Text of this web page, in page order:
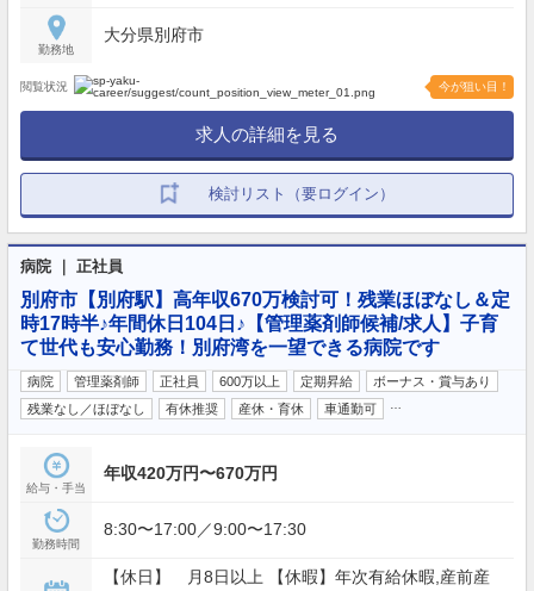
勤務地
大分県別府市
閲覧状況 今が狙い目！
求人の詳細を見る
検討リスト（要ログイン）
病院 ｜ 正社員
別府市【別府駅】高年収670万検討可！残業ほぼなし＆定
時17時半♪年間休日104日♪【管理薬剤師候補/求人】子育
て世代も安心勤務！別府湾を一望できる病院です
病院 管理薬剤師 正社員 600万以上 定期昇給
ボーナス・賞与あり
残業なし／ほぼなし
有休推奨 産休・育休 車通勤可
給与・手当
年収420万円〜670万円
勤務時間
8:30〜17:00／9:00〜17:30
【休日】 月8日以上 【休暇】年次有給休暇,産前産